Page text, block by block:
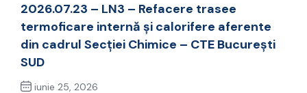
2026.07.23 – LN3 – Refacere trasee
termoficare internă și calorifere aferente
din cadrul Secției Chimice – CTE București
SUD
iunie 25, 2026